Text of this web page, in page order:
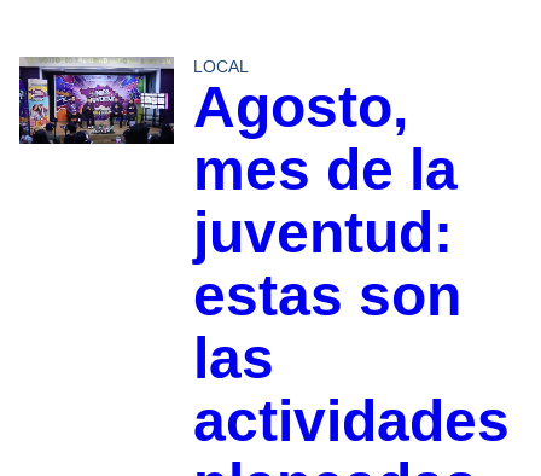
LOCAL
Agosto,
mes de la
juventud:
estas son
las
actividades